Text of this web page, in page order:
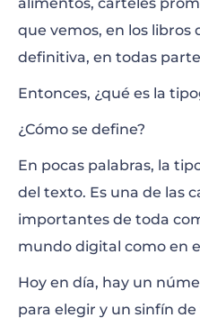
Los principales
Elementos
Reglas y consejos
principiantes
Resumen
que vemos, en los libros
definitiva, en todas
Entonces, ¿qué es la
¿Cómo se define?
En pocas palabras, la
del texto. Es una de las
importantes de toda
mundo digital como en
Hoy en día, hay un
para elegir y un sinfín